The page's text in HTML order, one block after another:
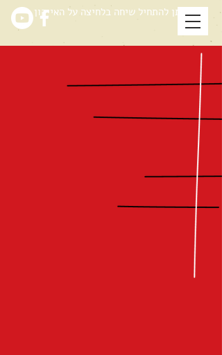
ניתן להתחיל שיחה בלחיצה על האייקון